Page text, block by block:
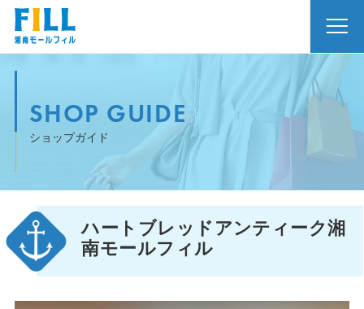
SHOP GUIDE
ショップガイド
ハートブレッドアンティーク湘
南モールフィル